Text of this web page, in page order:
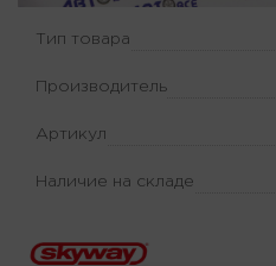
Тип товара
Производитель
Артикул
Наличие на складе